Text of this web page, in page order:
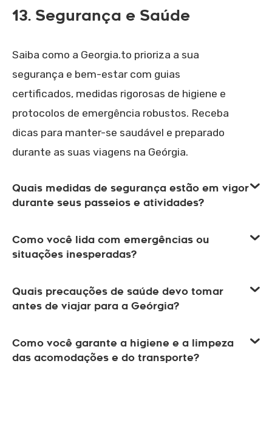
13. Segurança e Saúde
Saiba como a Georgia.to prioriza a sua
segurança e bem-estar com guias
certificados, medidas rigorosas de higiene e
protocolos de emergência robustos. Receba
dicas para manter-se saudável e preparado
durante as suas viagens na Geórgia.
Quais medidas de segurança estão em vigor
durante seus passeios e atividades?
Como você lida com emergências ou
situações inesperadas?
Quais precauções de saúde devo tomar
antes de viajar para a Geórgia?
Como você garante a higiene e a limpeza
das acomodações e do transporte?